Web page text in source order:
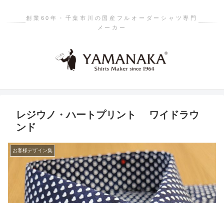
創業60年・千葉市川の国産フルオーダーシャツ専門
メーカー
レジウノ・ハートプリント ワイドラウ
ンド
お客様デザイン集